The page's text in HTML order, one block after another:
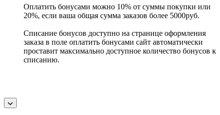
Оплатить бонусами можно 10% от суммы покупки или
20%, если ваша общая сумма заказов более 5000руб.
Списание бонусов доступно на странице оформления
заказа в поле оплатить бонусами сайт автоматически
проставит максимально доступное количество бонусов к
списанию.